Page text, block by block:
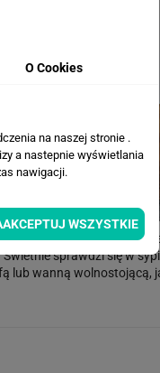
szarości przełamane
sprawdzi się w
lub wanną wolnostojącą,
O Cookies
na naszej stronie .
a nastepnie wyświetlania
nawigacji.
WSZYSTKIE